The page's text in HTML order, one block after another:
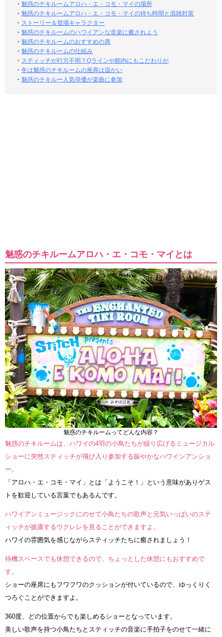
・ 魅惑のチキルームアロハ・エ・コモ・マイの場所
・ 魅惑のチキルームアロハ・エ・コモ・マイの待ち時間と混雑対策
・ ストーリー＆登場キャラクター
・ 魅惑のチキルームのハワイアンな音楽に癒されよう
・ 魅惑のチキルームのおすすめの席
・ 魅惑のチキルームの仕組み
・ スティッチが行方不明？Qラインや館内にもこだわりが
・冬は魅惑のチキルームの座席は温かい
・ 魅惑のチキルー人気俳優が楽曲に参加
魅惑のチキルームアロハ・エ・コモ・マイとは
魅惑のチキルームってどんな内容？
魅惑のチキルームは、ハワイの4羽の小鳥たちが繰り広げるミュージカル
ショーに突然スティッチが飛び入り参加する賑やかなハワインアンショ
ー。
「アロハ・エ・コモ・マイ」とは「ようこそ！」という意味がありゲス
トを歓迎している言葉でもあるんです。
ハワイアンミュージックにのせて小鳥たちの歌声と元気いっぱいのステ
ィッチが披露するウクレレを見ることができますよ。
ハワイの雰囲気を感じながらスティッチたちに癒されましょう！
待機スペースでも休憩できるので、ちょっとした休憩にもおすすめで
す。
ショーの座席にもフワフワのクッションが付いているので、ゆっくりく
つろぐことができますよ。
360度、どの位置からでも楽しめるショーとなっています。
美しい歌声を持つ小鳥たちとスティッチの音楽に手拍子をのせて一緒に